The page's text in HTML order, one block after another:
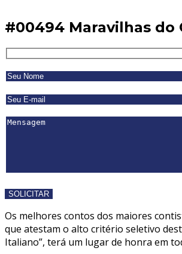
#00494 Maravilhas do
Os melhores contos dos maiores
que atestam o alto critério seletivo
Italiano”, terá um lugar de honra em